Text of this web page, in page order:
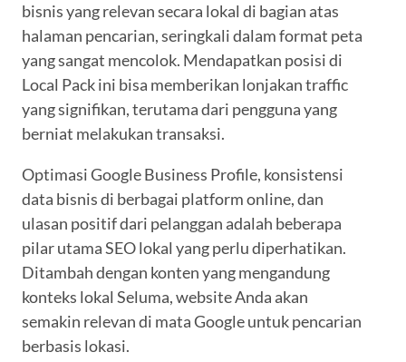
bisnis yang relevan secara lokal di bagian atas
halaman pencarian, seringkali dalam format peta
yang sangat mencolok. Mendapatkan posisi di
Local Pack ini bisa memberikan lonjakan traffic
yang signifikan, terutama dari pengguna yang
berniat melakukan transaksi.
Optimasi Google Business Profile, konsistensi
data bisnis di berbagai platform online, dan
ulasan positif dari pelanggan adalah beberapa
pilar utama SEO lokal yang perlu diperhatikan.
Ditambah dengan konten yang mengandung
konteks lokal Seluma, website Anda akan
semakin relevan di mata Google untuk pencarian
berbasis lokasi.